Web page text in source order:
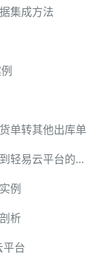
集成方法
单转其他出库单
企业系统数据无缝衔接：金蝶云星空整合到轻易云平台的技术实现
例
析
平台